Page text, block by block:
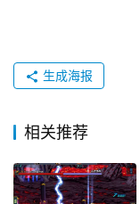
生成海报
相关推荐